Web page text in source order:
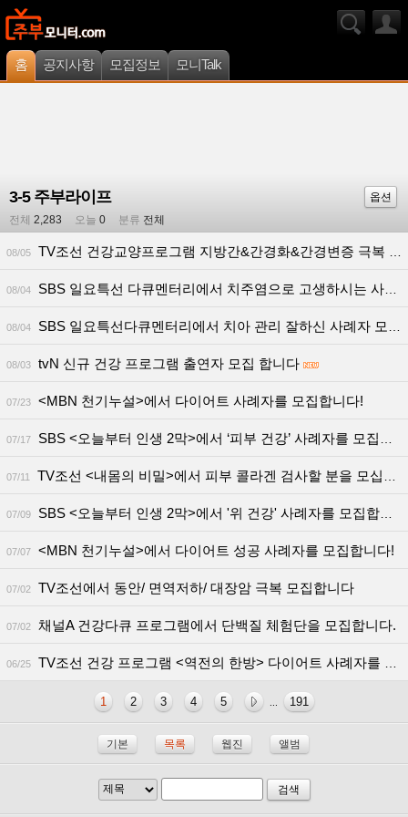
홈 공지사항 모집정보 모니Talk
3-5 주부라이프
옵션
전체 2,283 오늘 0 분류 전체
08/05 TV조선 건강교양프로그램 지방간&간경화&간경변증 극복 사례자 섭외
08/04 SBS 일요특선 다큐멘터리에서 치주염으로 고생하시는 사례자분 모십니다.
08/04 SBS 일요특선다큐멘터리에서 치아 관리 잘하신 사례자 모십니다
08/03 tvN 신규 건강 프로그램 출연자 모집 합니다
07/23 <MBN 천기누설>에서 다이어트 사례자를 모집합니다!
07/17 SBS <오늘부터 인생 2막>에서 ‘피부 건강’ 사례자를 모집합니다!
07/11 TV조선 <내몸의 비밀>에서 피부 콜라겐 검사할 분을 모십니다
07/09 SBS <오늘부터 인생 2막>에서 '위 건강' 사례자를 모집합니다!
07/07 <MBN 천기누설>에서 다이어트 성공 사례자를 모집합니다!
07/02 TV조선에서 동안/ 면역저하/ 대장암 극복 모집합니다
07/02 채널A 건강다큐 프로그램에서 단백질 체험단을 모집합니다.
06/25 TV조선 건강 프로그램 <역전의 한방> 다이어트 사례자를 모집합니다!
1 2 3 4 5 ... 191
기본 목록 웹진 앨범
검색